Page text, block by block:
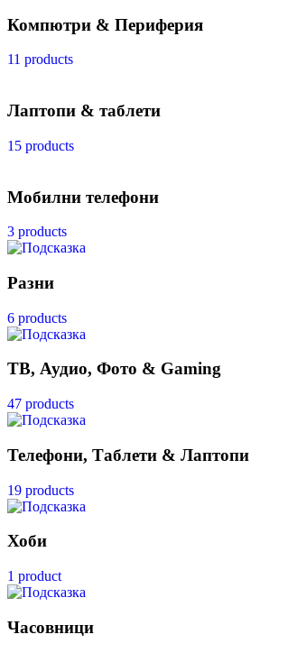
Компютри & Периферия
11 products
Лаптопи & таблети
15 products
Мобилни телефони
3 products
Разни
6 products
ТВ, Аудио, Фото & Gaming
47 products
Телефони, Таблети & Лаптопи
19 products
Хоби
1 product
Часовници